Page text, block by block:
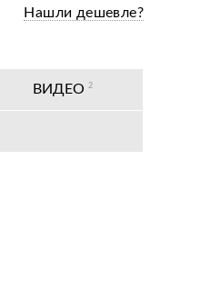
Нашли дешевле?
ВИДЕО2